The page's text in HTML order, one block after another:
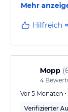
Mehr
Hilfreich
Mopp (
4
Vor 5 Monaten
Verifizierter